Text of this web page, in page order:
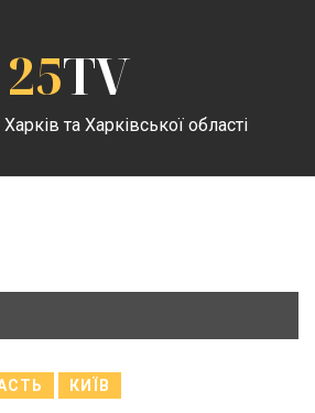
25TV
та Харківської області
КИЇВ